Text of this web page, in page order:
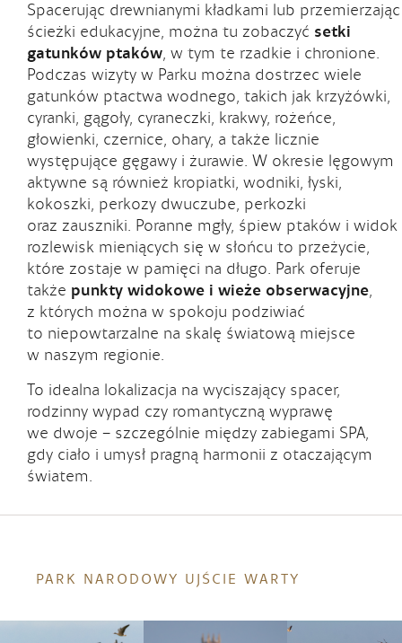
Obecna Pogoda
OŚNO LUBUSKIE, POLSKA
27 °C °F
Spacerując drewnianymi kładkami lub przemierzając
ścieżki edukacyjne, można tu zobaczyć setki
gatunków ptaków, w tym te rzadkie i chronione.
Podczas wizyty w Parku można dostrzec wiele
gatunków ptactwa wodnego, takich jak krzyżówki,
cyranki, gągoły, cyraneczki, krakwy, rożeńce,
głowienki, czernice, ohary, a także licznie
występujące gęgawy i żurawie. W okresie lęgowym
aktywne są również kropiatki, wodniki, łyski,
kokoszki, perkozy dwuczube, perkozki
oraz zauszniki. Poranne mgły, śpiew ptaków i widok
rozlewisk mieniących się w słońcu to przeżycie,
które zostaje w pamięci na długo. Park oferuje
także punkty widokowe i wieże obserwacyjne,
z których można w spokoju podziwiać
to niepowtarzalne na skalę światową miejsce
w naszym regionie.
To idealna lokalizacja na wyciszający spacer,
rodzinny wypad czy romantyczną wyprawę
we dwoje – szczególnie między zabiegami SPA,
gdy ciało i umysł pragną harmonii z otaczającym
światem.
PARK NARODOWY UJŚCIE WARTY